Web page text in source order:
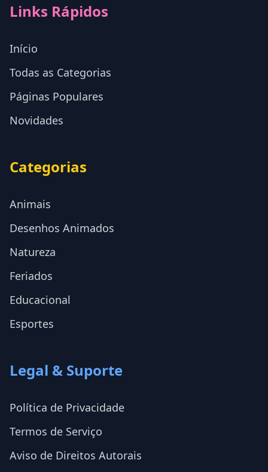
Links Rápidos
Início
Todas as Categorias
Páginas Populares
Novidades
Categorias
Animais
Desenhos Animados
Natureza
Feriados
Educacional
Esportes
Legal & Suporte
Política de Privacidade
Termos de Serviço
Aviso de Direitos Autorais